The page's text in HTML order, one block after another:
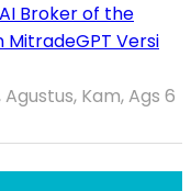
Broker of the
MitradeGPT Versi
Kam, Ags 6